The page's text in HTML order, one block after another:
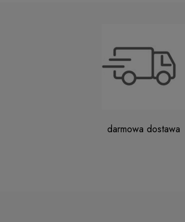
darmowa dostawa